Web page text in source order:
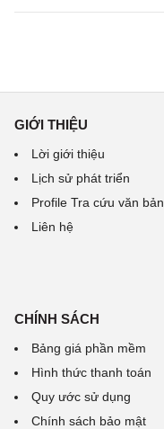
GIỚI THIỆU
Lời giới thiệu
Lịch sử phát triển
Profile Tra cứu văn bản
Liên hệ
CHÍNH SÁCH
Bảng giá phần mềm
Hình thức thanh toán
Quy ước sử dụng
Chính sách bảo mật